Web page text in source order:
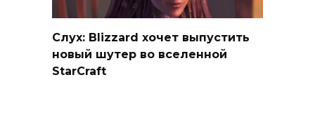
Слух: Blizzard хочет выпустить
новый шутер во вселенной
StarCraft